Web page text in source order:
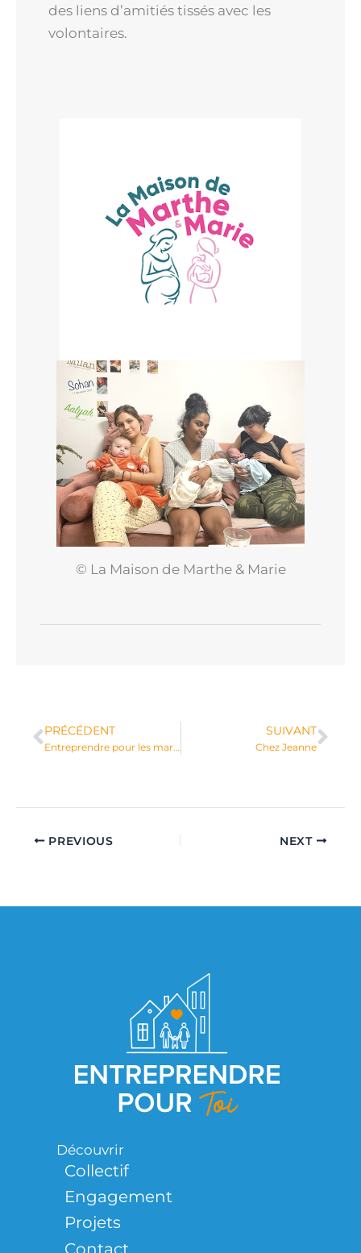
des liens d’amitiés tissés avec les
volontaires.
© La Maison de Marthe & Marie
Prev
PRÉCÉDENT
Entreprendre pour les marseillais délogés
SUIVANT
Chez Jeanne
PREVIOUS NEXT
Découvrir
Collectif
Engagement
Projets
Contact